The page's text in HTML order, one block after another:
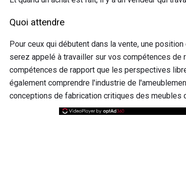
Quoi attendre
Pour ceux qui débutent dans la vente, une
serez appelé à travailler sur vos compétences
compétences de rapport que les perspectives
également comprendre l'industrie de
conceptions de fabrication critiques des meubles